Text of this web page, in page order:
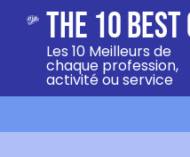
The 10 Best
Les 10 Meilleurs de
chaque profession,
activité ou service